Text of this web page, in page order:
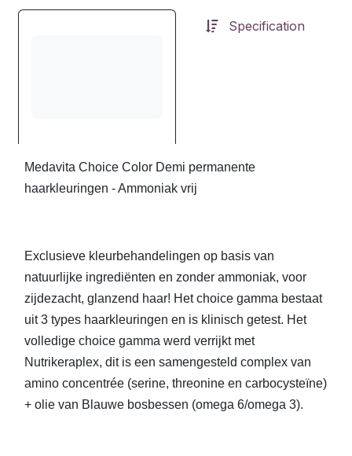
Specification
Medavita Choice Color Demi permanente
haarkleuringen - Ammoniak vrij
Exclusieve kleurbehandelingen op basis van
natuurlijke ingrediënten en zonder ammoniak, voor
zijdezacht, glanzend haar! Het choice gamma bestaat
uit 3 types haarkleuringen en is klinisch getest. Het
volledige choice gamma werd verrijkt met
Nutrikeraplex, dit is een samengesteld complex van
amino concentrée (serine, threonine en carbocysteïne)
+ olie van Blauwe bosbessen (omega 6/omega 3).